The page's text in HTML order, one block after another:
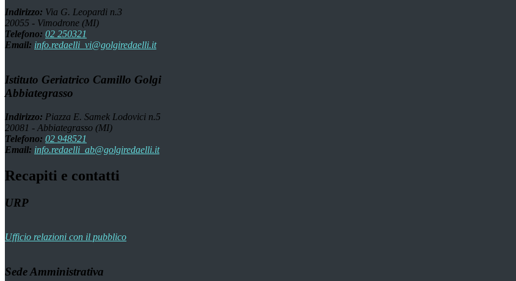
Indirizzo: Via G. Leopardi n.3
20055 - Vimodrone (MI)
Telefono: 02 250321
Email: info.redaelli_vi@golgiredaelli.it
Istituto Geriatrico Camillo Golgi
Abbiategrasso
Indirizzo: Piazza E. Samek Lodovici n.5
20081 - Abbiategrasso (MI)
Telefono: 02 948521
Email: info.redaelli_ab@golgiredaelli.it
Recapiti e contatti
URP
Ufficio relazioni con il pubblico
Sede Amministrativa